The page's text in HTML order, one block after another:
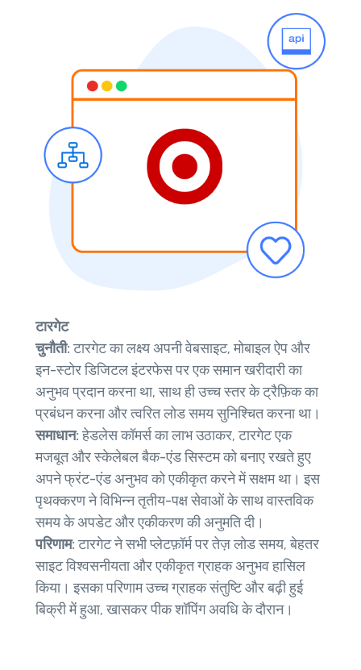
टारगेट
चुनौती:टारगेट का लक्ष्य अपनी वेबसाइट, मोबाइल ऐप और
इन-स्टोर डिजिटल इंटरफेस पर एक समान खरीदारी का
अनुभव प्रदान करना था, साथ ही उच्च स्तर के ट्रैफ़िक का
प्रबंधन करना और त्वरित लोड समय सुनिश्चित करना था।
समाधान:हेडलेस कॉमर्स का लाभ उठाकर, टारगेट एक
मजबूत और स्केलेबल बैक-एंड सिस्टम को बनाए रखते हुए
अपने फ्रंट-एंड अनुभव को एकीकृत करने में सक्षम था। इस
पृथक्करण ने विभिन्न तृतीय-पक्ष सेवाओं के साथ वास्तविक
समय के अपडेट और एकीकरण की अनुमति दी।
परिणाम:टारगेट ने सभी प्लेटफ़ॉर्म पर तेज़ लोड समय, बेहतर
साइट विश्वसनीयता और एकीकृत ग्राहक अनुभव हासिल
किया। इसका परिणाम उच्च ग्राहक संतुष्टि और बढ़ी हुई
बिक्री में हुआ, खासकर पीक शॉपिंग अवधि के दौरान।